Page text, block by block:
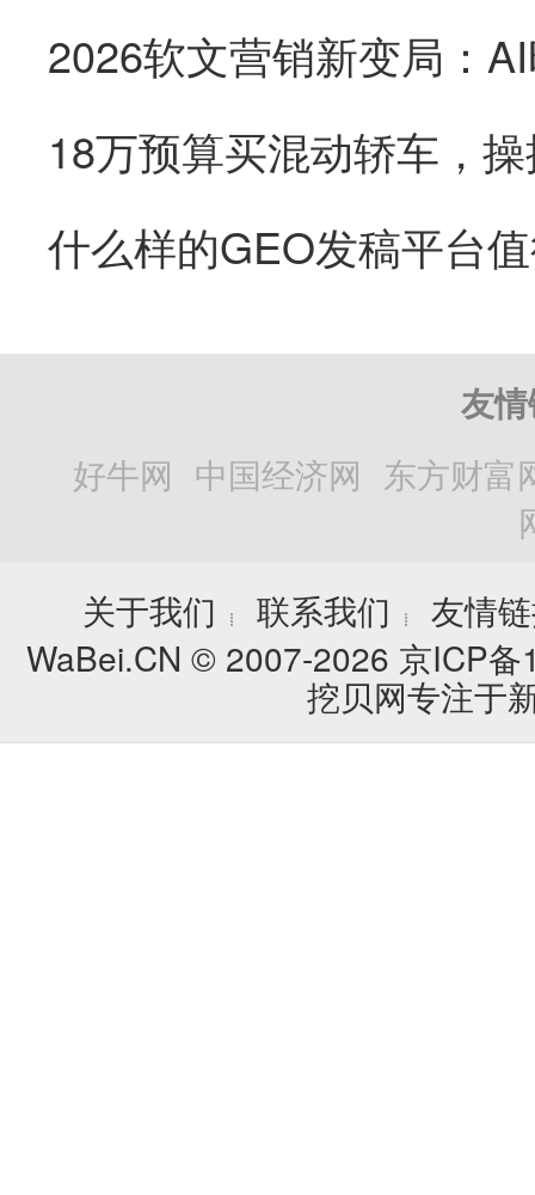
18万预算买混动轿车，
友
好牛网 中国经济网 东方财富
关于我们
┊ 联系我们 ┊
友情
WaBei.CN © 2007-2026 京ICP
挖贝网专注于